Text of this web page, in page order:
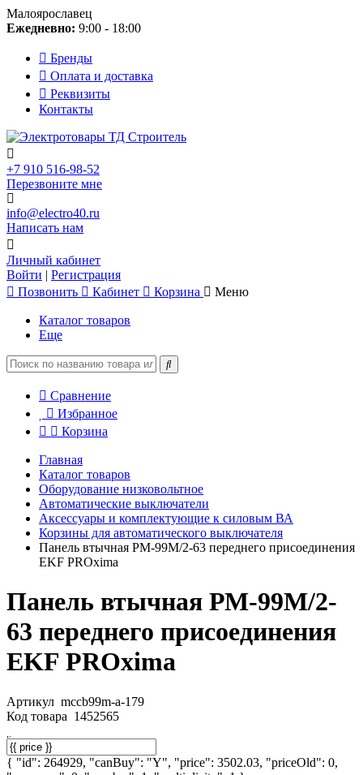
Малоярославец
Ежедневно: 9:00 - 18:00
Бренды
Оплата и доставка
Реквизиты
Контакты
+7 910 516-98-52
Перезвоните мне
info@electro40.ru
Написать нам
Личный кабинет
Войти | Регистрация
Позвонить
Кабинет Корзина Меню
Каталог товаров
Еще
Сравнение
Избранное
Корзина
Главная
Каталог товаров
Оборудование низковольтное
Автоматические выключатели
Аксессуары и комплектующие к силовым ВА
Корзины для автоматического выключателя
Панель втычная РМ-99М/2-63 переднего присоединения
EKF PROxima
Панель втычная РМ-99М/2-
63 переднего присоединения
EKF PROxima
Артикул mccb99m-a-179
Код товара 1452565
{ "id": 264929, "canBuy": "Y", "price": 3502.03, "priceOld": 0,